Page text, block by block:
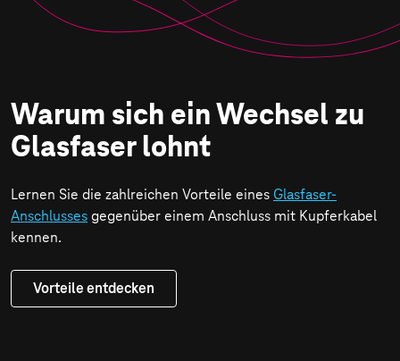
Warum sich ein Wechsel zu
Glasfaser lohnt
Lernen Sie die zahlreichen Vorteile eines Glasfaser-
Anschlusses gegenüber einem Anschluss mit Kupferkabel
kennen.
Vorteile entdecken